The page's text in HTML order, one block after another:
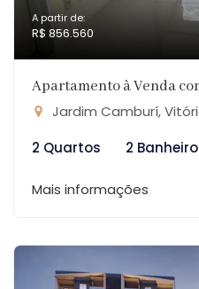
A partir de:
R$ 856.560
Apartamento à Venda
Jardim Camburí,
2 Quartos
2
Mais informações